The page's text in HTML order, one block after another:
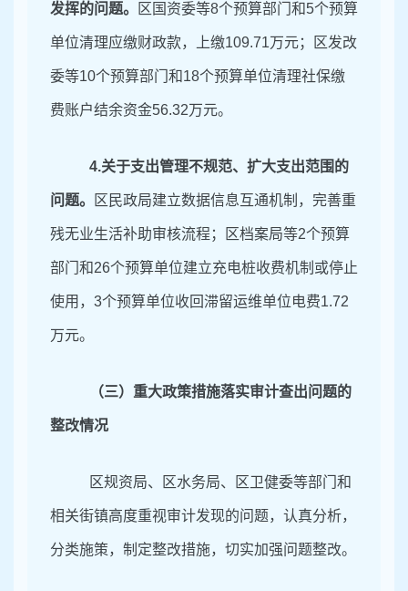
发挥的问题。 区国资委等8个预算部门和5个预算
单位清理应缴财政款，上缴109.71万元； 区发改
委等10个预算部门和18个预算单位清理社保缴
费账户结余资金56.32万元。
4.关于支出管理不规范、扩大支出范围的
问题。 区民政局建立数据信息互通机制，完善重
残无业生活补助审核流程；区档案局等2个预算
部门和26个预算单位建立充电桩收费机制或停止
使用， 3个预算单位收回滞留运维单位电费1.72
万元。
（三）重大政策措施落实审计查出问题的
整改情况
区规资局、区水务局、区卫健委等部门和
相关街镇高度重视审计发现的问题，认真分析，
分类施策，制定整改措施，切实加强问题整改。